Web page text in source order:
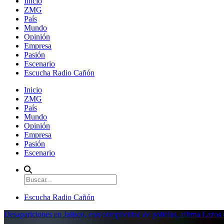
ZMG
País
Mundo
Opinión
Empresa
Pasión
Escenario
Escucha Radio Cañón
Inicio
ZMG
País
Mundo
Opinión
Empresa
Pasión
Escenario
Escucha Radio Cañón
Desapariciones en Jalisco, con complicidad de policías, afirma Lazos